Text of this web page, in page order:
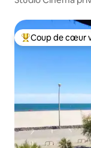
Coups de cœur
Coup de cœur